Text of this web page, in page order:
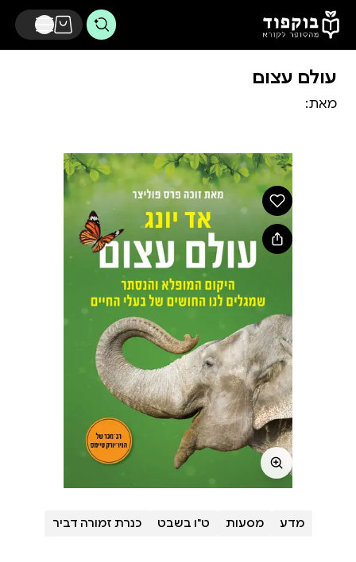
דלג לתוכן הראשי
עולם עצום
מאת:
מדע מסעות ט"ו בשבט כנרת זמורה דביר